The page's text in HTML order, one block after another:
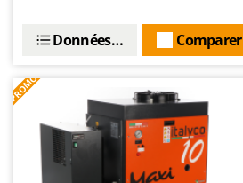
Verdemax
Vesco
Comparer
Données techniques
PROMO